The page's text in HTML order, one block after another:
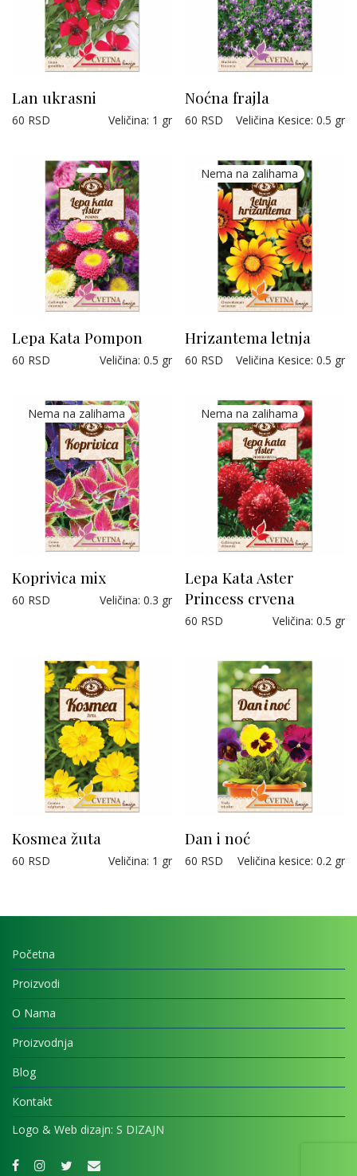
Lan ukrasni
Veličina: 1 gr
60 RSD
Noćna frajla
Veličina Kesice: 0.5 gr
60 RSD
Lepa Kata Pompon
Veličina: 0.5 gr
60 RSD
Hrizantema letnja
Veličina Kesice: 0.5 gr
60 RSD
Koprivica mix
Veličina: 0.3 gr
60 RSD
Lepa Kata Aster
Princess crvena
Veličina: 0.5 gr
60 RSD
Kosmea žuta
Veličina: 1 gr
60 RSD
Dan i noć
Veličina kesice: 0.2 gr
60 RSD
Početna
Proizvodi
O Nama
Proizvodnja
Blog
Kontakt
Logo & Web dizajn: S DIZAJN